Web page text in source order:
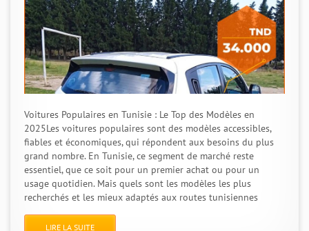
Voitures Populaires en Tunisie : Le Top des Modèles en
2025Les voitures populaires sont des modèles accessibles,
fiables et économiques, qui répondent aux besoins du plus
grand nombre. En Tunisie, ce segment de marché reste
essentiel, que ce soit pour un premier achat ou pour un
usage quotidien. Mais quels sont les modèles les plus
recherchés et les mieux adaptés aux routes tunisiennes
LIRE LA SUITE